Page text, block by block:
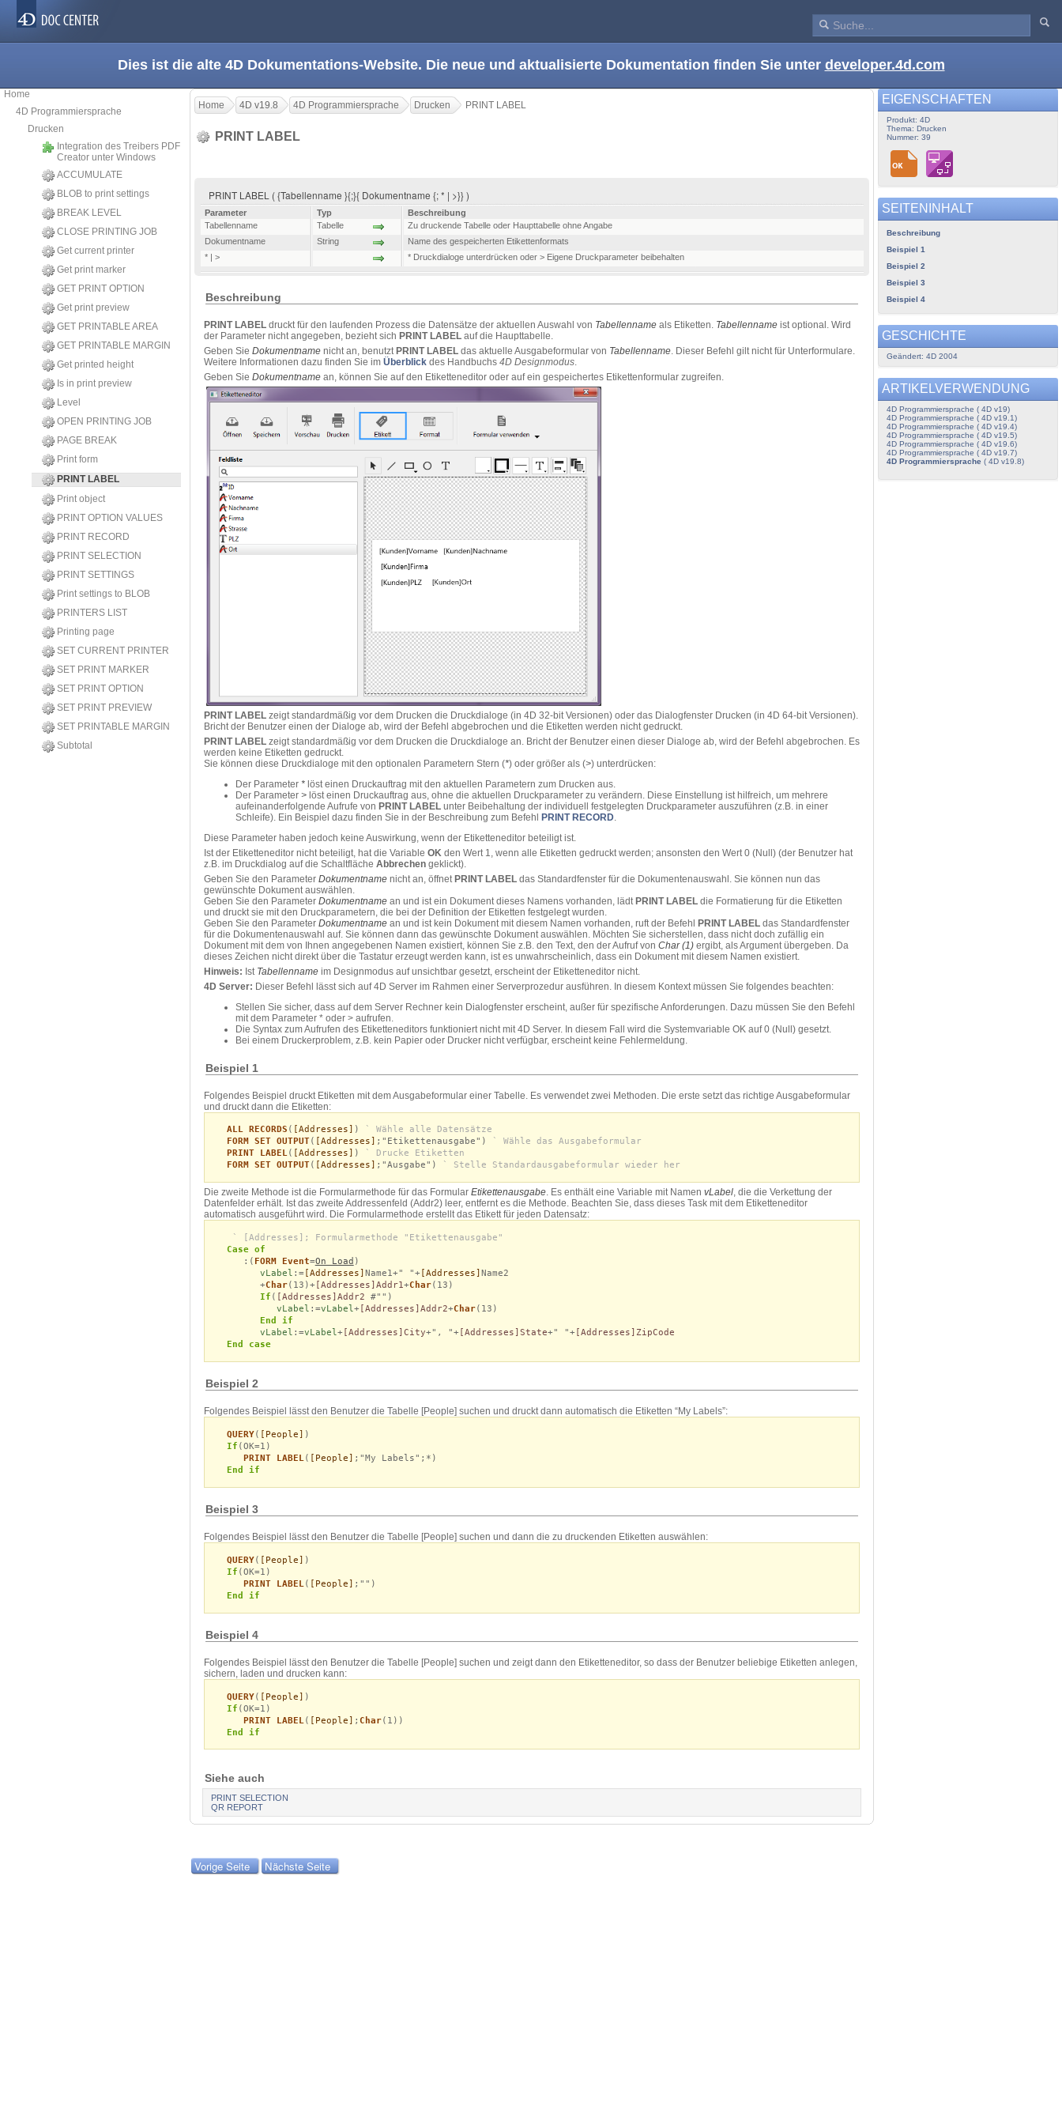
Dies ist die alte 4D Dokumentations-Website. Die neue und aktualisierte Dokumentation finden Sie unter developer.4d.com
Home
4D Programmiersprache
Drucken
Integration des Treibers PDF
Creator unter Windows
ACCUMULATE
BLOB to print settings
BREAK LEVEL
CLOSE PRINTING JOB
Get current printer
Get print marker
GET PRINT OPTION
Get print preview
GET PRINTABLE AREA
GET PRINTABLE MARGIN
Get printed height
Is in print preview
Level
OPEN PRINTING JOB
PAGE BREAK
Print form
PRINT LABEL
Print object
PRINT OPTION VALUES
PRINT RECORD
PRINT SELECTION
PRINT SETTINGS
Print settings to BLOB
PRINTERS LIST
Printing page
SET CURRENT PRINTER
SET PRINT MARKER
SET PRINT OPTION
SET PRINT PREVIEW
SET PRINTABLE MARGIN
Subtotal
Home 4D v19.8 4D Programmiersprache Drucken PRINT LABEL
PRINT LABEL
PRINT LABEL ( {Tabellenname }{;}{ Dokumentname {; * | >}} )
Parameter Typ
Beschreibung
Tabellenname
Tabelle
Zu druckende Tabelle oder Haupttabelle ohne Angabe
Dokumentname
String
Name des gespeicherten Etikettenformats
* | >
* Druckdialoge unterdrücken oder > Eigene Druckparameter beibehalten
Beschreibung
PRINT LABEL druckt für den laufenden Prozess die Datensätze der aktuellen Auswahl von Tabellenname als Etiketten. Tabellenname ist optional. Wird
der Parameter nicht angegeben, bezieht sich PRINT LABEL auf die Haupttabelle.
Geben Sie Dokumentname nicht an, benutzt PRINT LABEL das aktuelle Ausgabeformular von Tabellenname. Dieser Befehl gilt nicht für Unterformulare.
Weitere Informationen dazu finden Sie im Überblick des Handbuchs 4D Designmodus.
Geben Sie Dokumentname an, können Sie auf den Etiketteneditor oder auf ein gespeichertes Etikettenformular zugreifen.
PRINT LABEL zeigt standardmäßig vor dem Drucken die Druckdialoge (in 4D 32-bit Versionen) oder das Dialogfenster Drucken (in 4D 64-bit Versionen).
Bricht der Benutzer einen der Dialoge ab, wird der Befehl abgebrochen und die Etiketten werden nicht gedruckt.
PRINT LABEL zeigt standardmäßig vor dem Drucken die Druckdialoge an. Bricht der Benutzer einen dieser Dialoge ab, wird der Befehl abgebrochen. Es
werden keine Etiketten gedruckt.
Sie können diese Druckdialoge mit den optionalen Parametern Stern (*) oder größer als (>) unterdrücken:
Der Parameter * löst einen Druckauftrag mit den aktuellen Parametern zum Drucken aus.
Der Parameter > löst einen Druckauftrag aus, ohne die aktuellen Druckparameter zu verändern. Diese Einstellung ist hilfreich, um mehrere
aufeinanderfolgende Aufrufe von PRINT LABEL unter Beibehaltung der individuell festgelegten Druckparameter auszuführen (z.B. in einer
Schleife). Ein Beispiel dazu finden Sie in der Beschreibung zum Befehl
PRINT RECORD.
Diese Parameter haben jedoch keine Auswirkung, wenn der Etiketteneditor beteiligt ist.
Ist der Etiketteneditor nicht beteiligt, hat die Variable OK den Wert 1, wenn alle Etiketten gedruckt werden; ansonsten den Wert 0 (Null) (der Benutzer hat
z.B. im Druckdialog auf die Schaltfläche Abbrechen geklickt).
Geben Sie den Parameter Dokumentname nicht an, öffnet PRINT LABEL das Standardfenster für die Dokumentenauswahl. Sie können nun das
gewünschte Dokument auswählen.
Geben Sie den Parameter Dokumentname an und ist ein Dokument dieses Namens vorhanden, lädt PRINT LABEL die Formatierung für die Etiketten
und druckt sie mit den Druckparametern, die bei der Definition der Etiketten festgelegt wurden.
Geben Sie den Parameter Dokumentname an und ist kein Dokument mit diesem Namen vorhanden, ruft der Befehl PRINT LABEL das Standardfenster
für die Dokumentenauswahl auf. Sie können dann das gewünschte Dokument auswählen. Möchten Sie sicherstellen, dass nicht doch zufällig ein
Dokument mit dem von Ihnen angegebenen Namen existiert, können Sie z.B. den Text, den der Aufruf von Char (1) ergibt, als Argument übergeben. Da
dieses Zeichen nicht direkt über die Tastatur erzeugt werden kann, ist es unwahrscheinlich, dass ein Dokument mit diesem Namen existiert.
Hinweis: Ist Tabellenname im Designmodus auf unsichtbar gesetzt, erscheint der Etiketteneditor nicht.
4D Server: Dieser Befehl lässt sich auf 4D Server im Rahmen einer Serverprozedur ausführen. In diesem Kontext müssen Sie folgendes beachten:
Stellen Sie sicher, dass auf dem Server Rechner kein Dialogfenster erscheint, außer für spezifische Anforderungen. Dazu müssen Sie den Befehl
mit dem Parameter * oder > aufrufen.
Die Syntax zum Aufrufen des Etiketteneditors funktioniert nicht mit 4D Server. In diesem Fall wird die Systemvariable OK auf 0 (Null) gesetzt.
Bei einem Druckerproblem, z.B. kein Papier oder Drucker nicht verfügbar, erscheint keine Fehlermeldung.
Beispiel 1
Folgendes Beispiel druckt Etiketten mit dem Ausgabeformular einer Tabelle. Es verwendet zwei Methoden. Die erste setzt das richtige Ausgabeformular
und druckt dann die Etiketten:
ALL RECORDS ( [Addresses] )
` Wähle alle Datensätze
FORM SET OUTPUT( [Addresses] ;"Etikettenausgabe")
` Wähle das Ausgabeformular
PRINT LABEL( [Addresses] )
` Drucke Etiketten
FORM SET OUTPUT( [Addresses] ;"Ausgabe") ` Stelle Standardausgabeformular wieder her
Die zweite Methode ist die Formularmethode für das Formular Etikettenausgabe. Es enthält eine Variable mit Namen vLabel, die die Verkettung der
Datenfelder erhält. Ist das zweite Addressenfeld (Addr2) leer, entfernt es die Methode. Beachten Sie, dass dieses Task mit dem Etiketteneditor
automatisch ausgeführt wird. Die Formularmethode erstellt das Etikett für jeden Datensatz:
` [Addresses]; Formularmethode "Etikettenausgabe"
Case of
:( FORM Event=On Load )
vLabel :=[Addresses] Name1+" "+[Addresses] Name2
+Char(13)+[Addresses]Addr1+Char(13)
If ( [Addresses]Addr2 #"")
vLabel :=vLabel+[Addresses]Addr2+Char(13)
End if
vLabel :=vLabel+[Addresses]City+", "+[Addresses]State+" "+[Addresses]ZipCode
End case
Beispiel 2
Folgendes Beispiel lässt den Benutzer die Tabelle [People] suchen und druckt dann automatisch die Etiketten “My Labels”:
QUERY( [People] )
If (OK=1)
PRINT LABEL( [People] ;"My Labels";*)
End if
Beispiel 3
Folgendes Beispiel lässt den Benutzer die Tabelle [People] suchen und dann die zu druckenden Etiketten auswählen:
QUERY( [People] )
If (OK=1)
PRINT LABEL( [People] ;"")
End if
Beispiel 4
Folgendes Beispiel lässt den Benutzer die Tabelle [People] suchen und zeigt dann den Etiketteneditor, so dass der Benutzer beliebige Etiketten anlegen,
sichern, laden und drucken kann:
QUERY( [People] )
If (OK=1)
PRINT LABEL( [People] ; Char(1))
End if
Siehe auch
PRINT SELECTION
QR REPORT
Vorige Seite Nächste Seite
EIGENSCHAFTEN
Produkt: 4D
Thema: Drucken
Nummer: 39
SEITENINHALT
Beschreibung
Beispiel 1
Beispiel 2
Beispiel 3
Beispiel 4
GESCHICHTE
Geändert: 4D 2004
ARTIKELVERWENDUNG
4D Programmiersprache ( 4D v19)
4D Programmiersprache ( 4D v19.1)
4D Programmiersprache ( 4D v19.4)
4D Programmiersprache ( 4D v19.5)
4D Programmiersprache ( 4D v19.6)
4D Programmiersprache ( 4D v19.7)
4D Programmiersprache( 4D v19.8)